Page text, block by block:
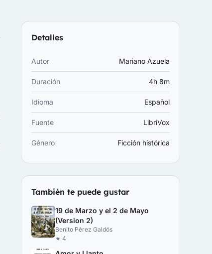
Detalles
Autor Mariano Azuela
Duración 4h 8m
Idioma Español
Fuente LibriVox
Género Ficción histórica
También te puede gustar
19 de Marzo y el 2 de Mayo
(Version 2)
Benito Pérez Galdós
★ 4